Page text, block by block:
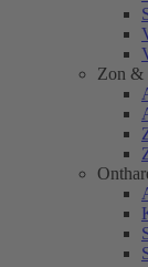
Zon &